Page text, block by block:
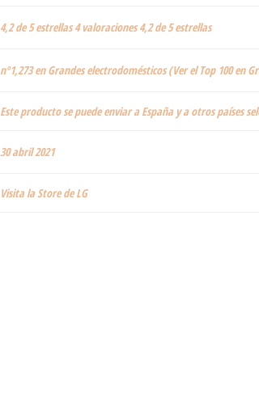
4,2 de 5 estrellas 4 valoraciones 4,2 de 5 estrellas
nº1,273 en Grandes electrodomésticos (Ver el Top 100 en
Este producto se puede enviar a España y a otros países
30 abril 2021
Visita la Store de LG